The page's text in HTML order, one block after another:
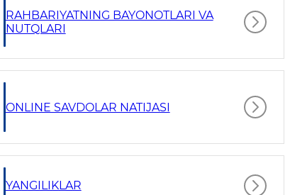
RAHBARIYATNING BAYONOTLARI VA
NUTQLARI
ONLINE SAVDOLAR NATIJASI
YANGILIKLAR